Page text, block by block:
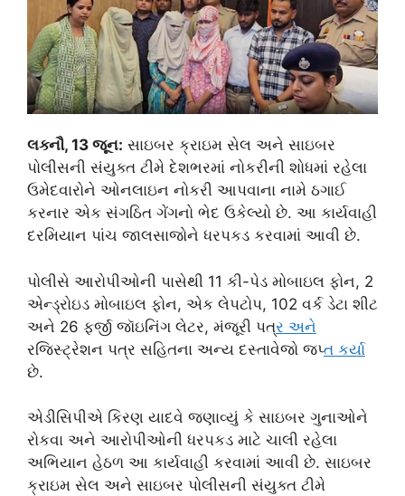
લક્નૌ, 13 જૂન: સાઇબર ક્રાઇમ સેલ અને સાઇબર
પોલીસની સંયુક્ત ટીમે દેશભરમાં નોકરીની શોધમાં રહેલા
ઉમેદવારોને ઓનલાઇન નોકરી આપવાના નામે ઠગાઈ
કરનાર એક સંગઠિત ગેંગનો ભેદ ઉકેલ્યો છે. આ કાર્યવાહી
દરમિયાન પાંચ જાલસાજોને ધરપકડ કરવામાં આવી છે.
પોલીસે આરોપીઓની પાસેથી 11 કી-પેડ મોબાઇલ ફોન, 2
એન્ડ્રોઇડ મોબાઇલ ફોન, એક લેપટોપ, 102 વર્ક ડેટા શીટ
અને 26 ફર્જી જૉઇનિંગ લેટર, મંજૂરી પત્ર અન
રજિસ્ટ્રેશન પત્ર સહિતના અન્ય દસ્તાવેજો જપ્ત કર
છે.
એડીસિપીએ કિરણ યાદવે જણાવ્યું કે સાઇબર ગુનાઓને
રોકવા અને આરોપીઓની ધરપકડ માટે ચાલી રહેલા
અભિયાન હેઠળ આ કાર્યવાહી કરવામાં આવી છે. સાઇબર
ક્રાઇમ સેલ અને સાઇબર પોલીસની સંયુક્ત ટીમે